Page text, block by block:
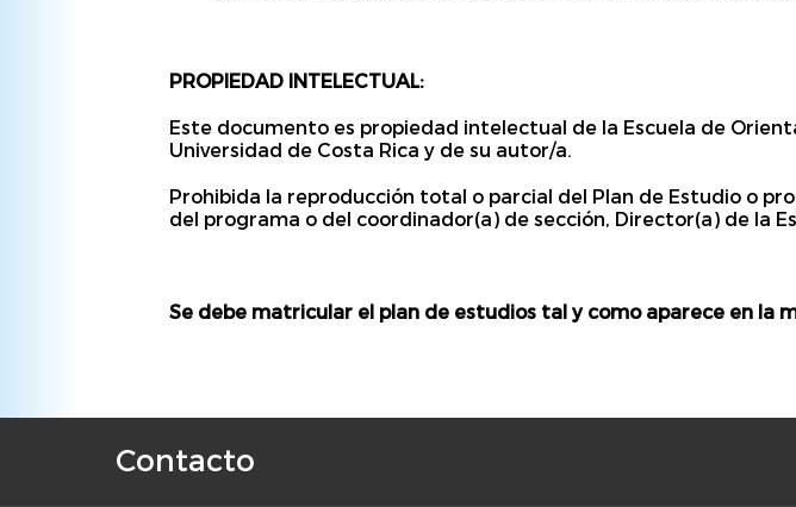
PROPIEDAD INTELECTUAL:
Este documento es propiedad intelectual de la Escuela de
Universidad de Costa Rica y de su autor/a.
Prohibida la reproducción total o parcial del Plan de Estudio o
del programa o del coordinador(a) de sección, Director(a) de la
Se debe matricular el plan de estudios tal y como aparece en la
FContacto